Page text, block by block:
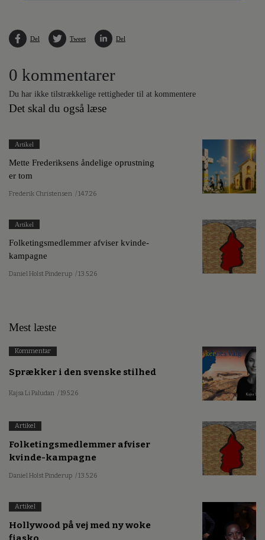
Del Tweet Del
0 kommentarer
Du har ikke tilstrækkelige rettigheder til at kommentere
Det skal du også læse
Artikel
Mette Frederiksens åndelige oprustning
er tom
Frederik Christensen / 14.7.26
Artikel
Folketingsmedlemmer afviser kvinde-
kampagne
Daniel Holst Pinderup / 13.5.26
Mest læste
Kommentar
Sprækker i den svenske stilhed
Kajsa Li Paludan / 19.5.26
Artikel
Folketingsmedlemmer afviser
kvinde-kampagne
Daniel Holst Pinderup / 13.5.26
Artikel
Hollywood på vej med ny woke